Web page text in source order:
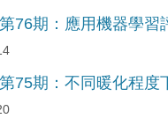
76期：應用機器學
75期：不同暖化程